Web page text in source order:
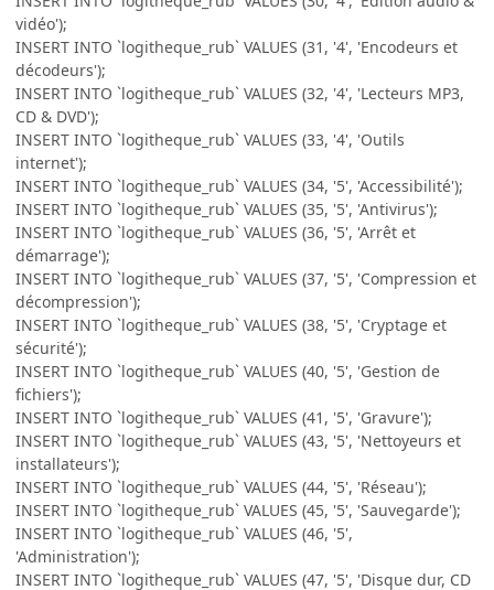
vidéo');
INSERT INTO `logitheque_rub` VALUES (31, '4', 'Encodeurs et
décodeurs');
INSERT INTO `logitheque_rub` VALUES (32, '4', 'Lecteurs MP3,
CD & DVD');
INSERT INTO `logitheque_rub` VALUES (33, '4', 'Outils
internet');
INSERT INTO `logitheque_rub` VALUES (34, '5', 'Accessibilité');
INSERT INTO `logitheque_rub` VALUES (35, '5', 'Antivirus');
INSERT INTO `logitheque_rub` VALUES (36, '5', 'Arrêt et
démarrage');
INSERT INTO `logitheque_rub` VALUES (37, '5', 'Compression et
décompression');
INSERT INTO `logitheque_rub` VALUES (38, '5', 'Cryptage et
sécurité');
INSERT INTO `logitheque_rub` VALUES (40, '5', 'Gestion de
fichiers');
INSERT INTO `logitheque_rub` VALUES (41, '5', 'Gravure');
INSERT INTO `logitheque_rub` VALUES (43, '5', 'Nettoyeurs et
installateurs');
INSERT INTO `logitheque_rub` VALUES (44, '5', 'Réseau');
INSERT INTO `logitheque_rub` VALUES (45, '5', 'Sauvegarde');
INSERT INTO `logitheque_rub` VALUES (46, '5',
'Administration');
INSERT INTO `logitheque_rub` VALUES (47, '5', 'Disque dur, CD